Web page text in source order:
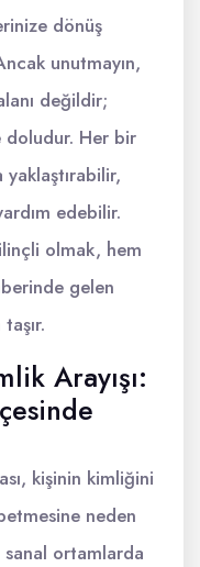
dönüş
unutmayın,
değildir;
doludur. Her bir
edebilir.
olmak, hem
gelen
Arayışı:
kişinin kimliğini
neden
ortamlarda